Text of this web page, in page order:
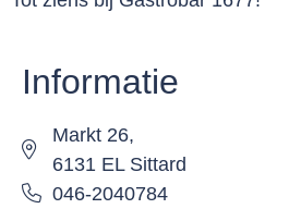
Informatie
Markt 26,
6131 EL Sittard
046-2040784